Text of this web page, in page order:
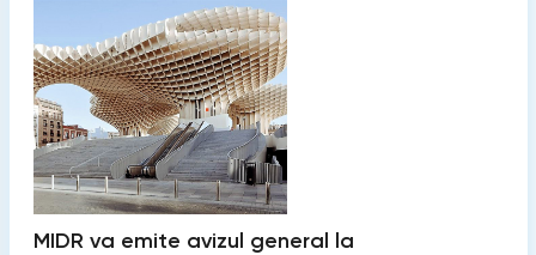
MIDR va emite avizul general la